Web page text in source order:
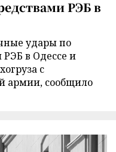
РЭБ в
удары по
РЭБ в Одессе и
с
армии, сообщило